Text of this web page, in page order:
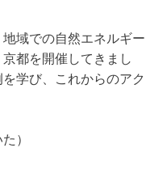
域での自然エネルギー
都を開催してきまし
学び、これからのアク
）